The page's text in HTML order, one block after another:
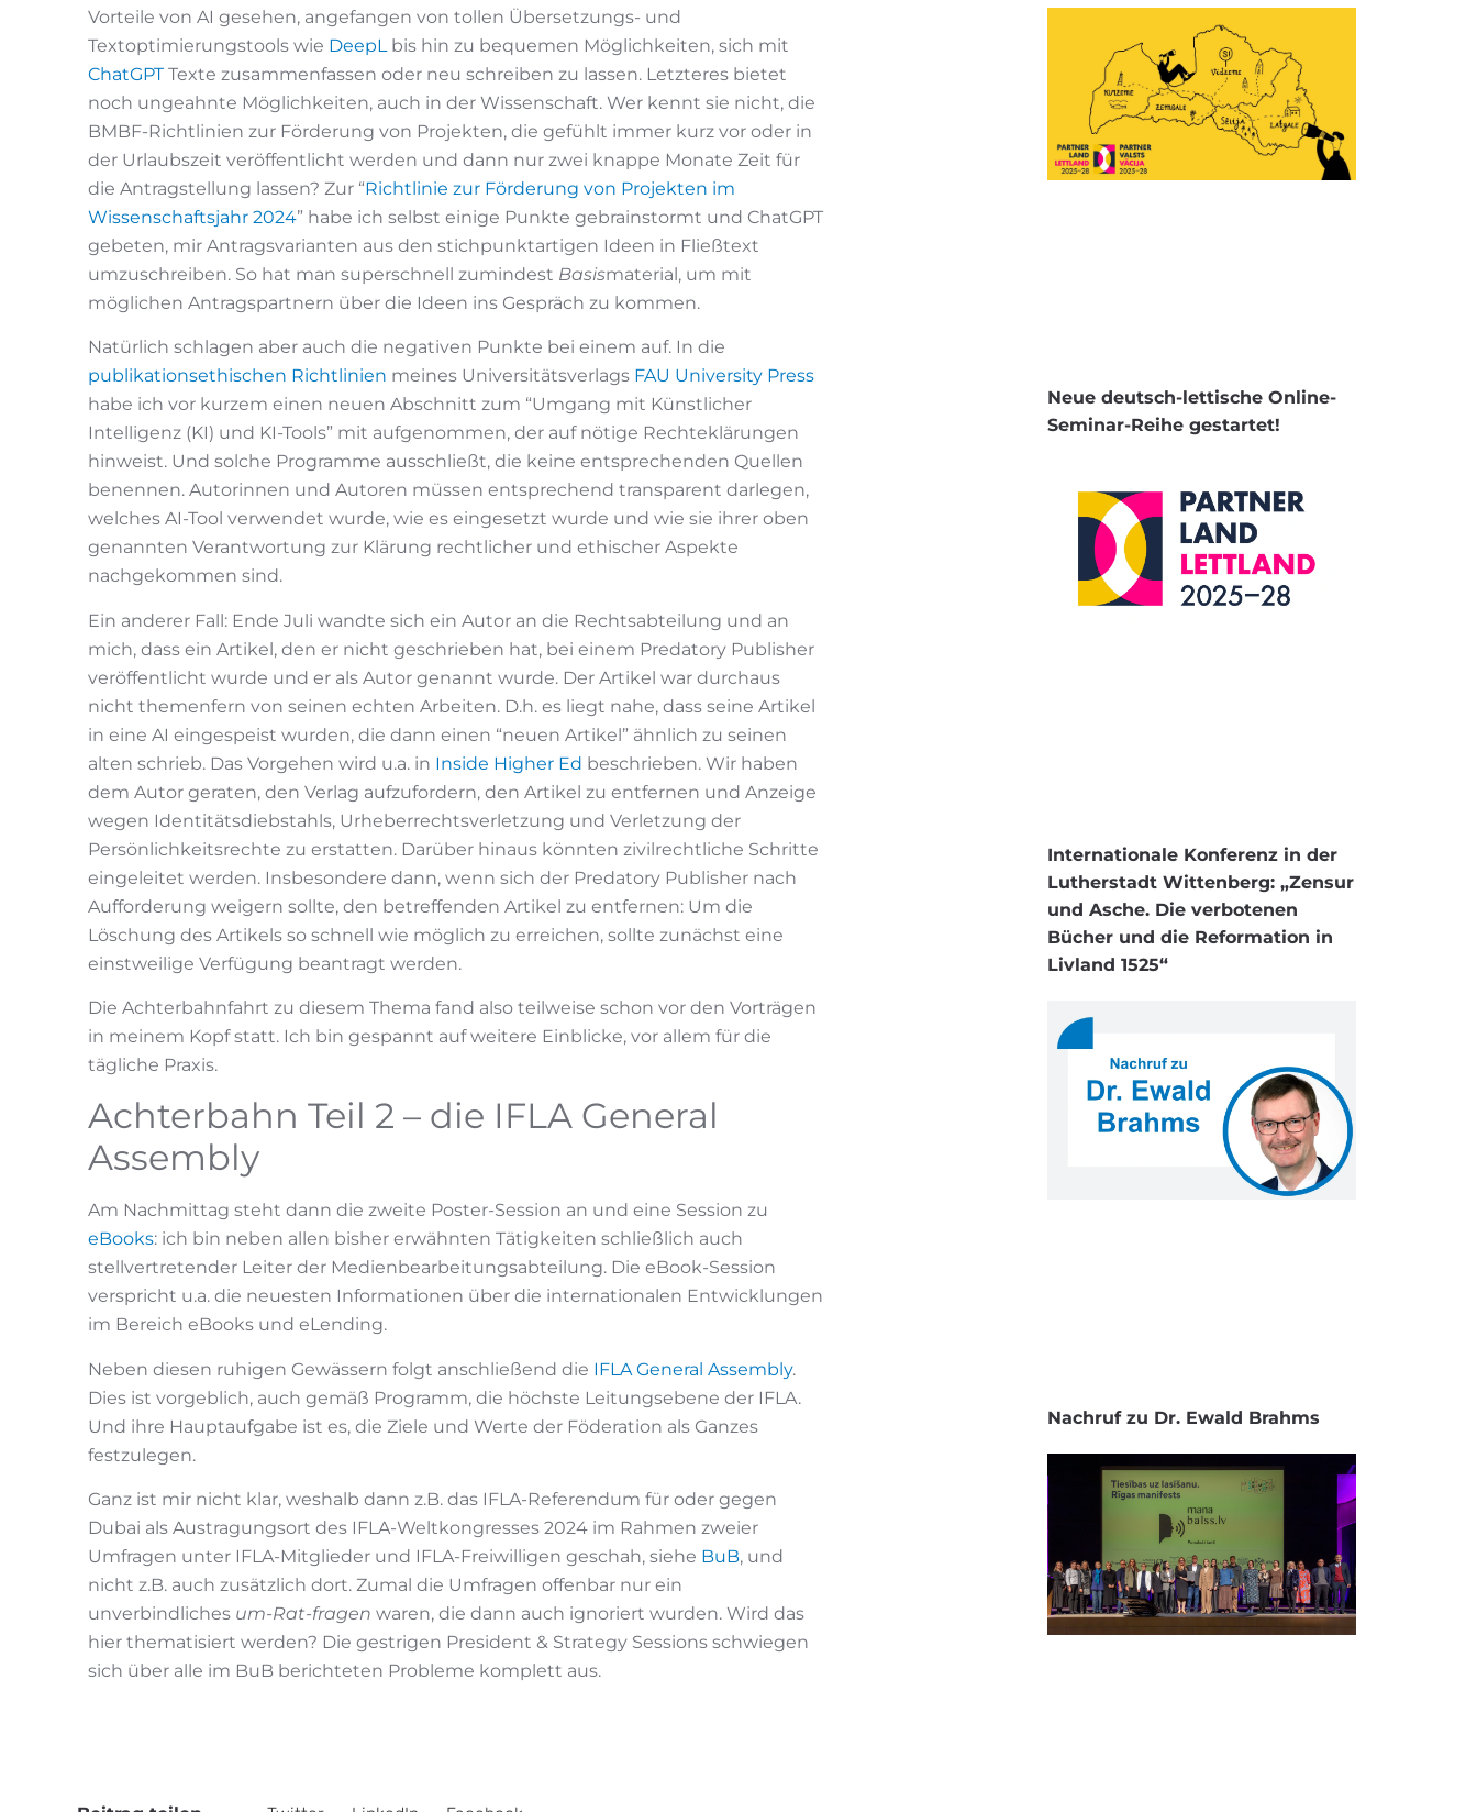
Vorteile von AI gesehen, angefangen von tollen Übersetzungs- und
Textoptimierungstools wie DeepL bis hin zu bequemen Möglichkeiten, sich mit
ChatGPTTexte zusammenfassen oder neu schreiben zu lassen. Letzteres bietet
noch ungeahnte Möglichkeiten, auch in der Wissenschaft. Wer kennt sie nicht, die
BMBF-Richtlinien zur Förderung von Projekten, die gefühlt immer kurz vor oder in
der Urlaubszeit veröffentlicht werden und dann nur zwei knappe Monate Zeit für
die Antragstellung lassen? Zur “Richtlinie zur Förderung von Projekten im
Wissenschaftsjahr 2024” habe ich selbst einige Punkte gebrainstormt und ChatGPT
gebeten, mir Antragsvarianten aus den stichpunktartigen Ideen in Fließtext
umzuschreiben. So hat man superschnell zumindest Basismaterial, um mit
möglichen Antragspartnern über die Ideen ins Gespräch zu kommen.
Natürlich schlagen aber auch die negativen Punkte bei einem auf. In die
publikationsethischen Richtlinien meines Universitätsverlags FAU University Press
habe ich vor kurzem einen neuen Abschnitt zum “Umgang mit Künstlicher
Intelligenz (KI) und KI-Tools” mit aufgenommen, der auf nötige Rechteklärungen
hinweist. Und solche Programme ausschließt, die keine entsprechenden Quellen
benennen. Autorinnen und Autoren müssen entsprechend transparent darlegen,
welches AI-Tool verwendet wurde, wie es eingesetzt wurde und wie sie ihrer oben
genannten Verantwortung zur Klärung rechtlicher und ethischer Aspekte
nachgekommen sind.
Ein anderer Fall: Ende Juli wandte sich ein Autor an die Rechtsabteilung und an
mich, dass ein Artikel, den er nicht geschrieben hat, bei einem Predatory Publisher
veröffentlicht wurde und er als Autor genannt wurde. Der Artikel war durchaus
nicht themenfern von seinen echten Arbeiten. D.h. es liegt nahe, dass seine Artikel
in eine AI eingespeist wurden, die dann einen “neuen Artikel” ähnlich zu seinen
alten schrieb. Das Vorgehen wird u.a. in Inside Higher Ed beschrieben. Wir haben
dem Autor geraten, den Verlag aufzufordern, den Artikel zu entfernen und Anzeige
wegen Identitätsdiebstahls, Urheberrechtsverletzung und Verletzung der
Persönlichkeitsrechte zu erstatten. Darüber hinaus könnten zivilrechtliche Schritte
eingeleitet werden. Insbesondere dann, wenn sich der Predatory Publisher nach
Aufforderung weigern sollte, den betreffenden Artikel zu entfernen: Um die
Löschung des Artikels so schnell wie möglich zu erreichen, sollte zunächst eine
einstweilige Verfügung beantragt werden.
Die Achterbahnfahrt zu diesem Thema fand also teilweise schon vor den Vorträgen
in meinem Kopf statt. Ich bin gespannt auf weitere Einblicke, vor allem für die
tägliche Praxis.
Achterbahn Teil 2 – die IFLA General
Assembly
Am Nachmittag steht dann die zweite Poster-Session an und eine Session zu
eBooks: ich bin neben allen bisher erwähnten Tätigkeiten schließlich auch
stellvertretender Leiter der Medienbearbeitungsabteilung. Die eBook-Session
verspricht u.a. die neuesten Informationen über die internationalen Entwicklungen
im Bereich eBooks und eLending.
Neben diesen ruhigen Gewässern folgt anschließend die IFLA General Assembly.
Dies ist vorgeblich, auch gemäß Programm, die höchste Leitungsebene der IFLA.
Und ihre Hauptaufgabe ist es, die Ziele und Werte der Föderation als Ganzes
festzulegen.
Ganz ist mir nicht klar, weshalb dann z.B. das IFLA-Referendum für oder gegen
Dubai als Austragungsort des IFLA-Weltkongresses 2024 im Rahmen zweier
Umfragen unter IFLA-Mitglieder und IFLA-Freiwilligen geschah, siehe BuB, und
nicht z.B. auch zusätzlich dort. Zumal die Umfragen offenbar nur ein
unverbindliches um-Rat-fragen waren, die dann auch ignoriert wurden. Wird das
hier thematisiert werden? Die gestrigen President & Strategy Sessions schwiegen
sich über alle im BuB berichteten Probleme komplett aus.
Neue deutsch-lettische Online-
Seminar-Reihe gestartet!
Internationale Konferenz in der
Lutherstadt Wittenberg: „Zensur
und Asche. Die verbotenen
Bücher und die Reformation in
Livland 1525“
Nachruf zu Dr. Ewald Brahms